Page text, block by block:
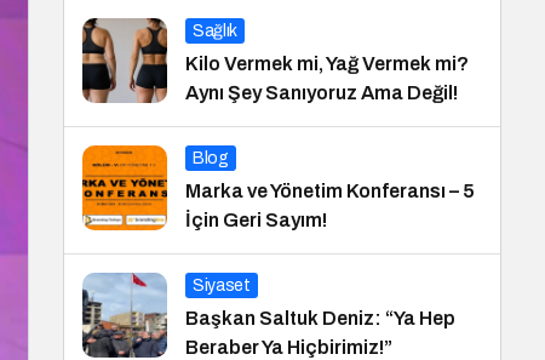
Sağlık
Kilo Vermek mi, Yağ Vermek mi?
Aynı Şey Sanıyoruz Ama Değil!
Blog
Marka ve Yönetim Konferansı – 5
İçin Geri Sayım!
Siyaset
Başkan Saltuk Deniz: “Ya Hep
Beraber Ya Hiçbirimiz!”